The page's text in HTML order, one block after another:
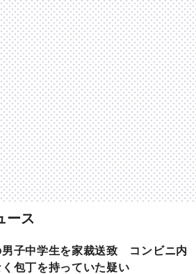
ース
男子中学生を家裁送致 コンビニ内
く包丁を持っていた疑い